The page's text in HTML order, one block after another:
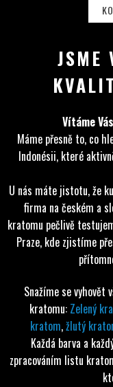
JSME
Vítáme
Máme přesně to, co
Indonésii, které
U nás máte jistotu, že
firma na českém a
kratomu pečlivě
Praze, kde zjistíme
Snažíme se vyhovět
kratomu: Zelený
kratom,žlutý
Každá barva a
zpracováním listu